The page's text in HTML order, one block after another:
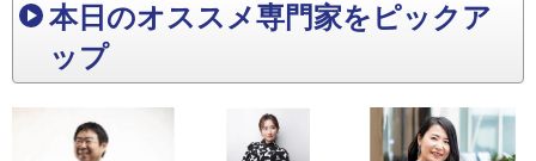
本日のオススメ専門家をピックア
ップ